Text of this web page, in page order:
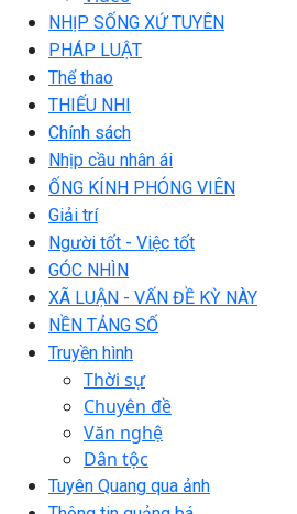
NHỊP SỐNG XỨ TUYÊN
PHÁP LUẬT
Thể thao
THIẾU NHI
Chính sách
Nhịp cầu nhân ái
ỐNG KÍNH PHÓNG VIÊN
Giải trí
Người tốt - Việc tốt
GÓC NHÌN
XÃ LUẬN - VẤN ĐỀ KỲ NÀY
NỀN TẢNG SỐ
Truyền hình
Thời sự
Chuyên đề
Văn nghệ
Dân tộc
Tuyên Quang qua ảnh